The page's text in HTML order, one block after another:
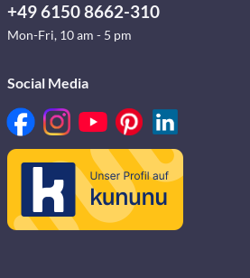
+49 6150 8662-310
Mon-Fri, 10 am - 5 pm
Social Media